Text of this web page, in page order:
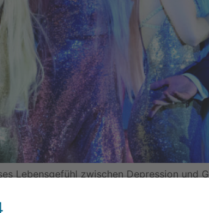
Lebensgefühl zwischen Depression und
Heldenreise wird seit Oktober 2023